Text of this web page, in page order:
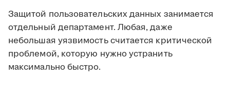
Защитой пользовательских данных занимается
отдельный департамент. Любая, даже
небольшая уязвимость считается критической
проблемой, которую нужно устранить
максимально быстро.